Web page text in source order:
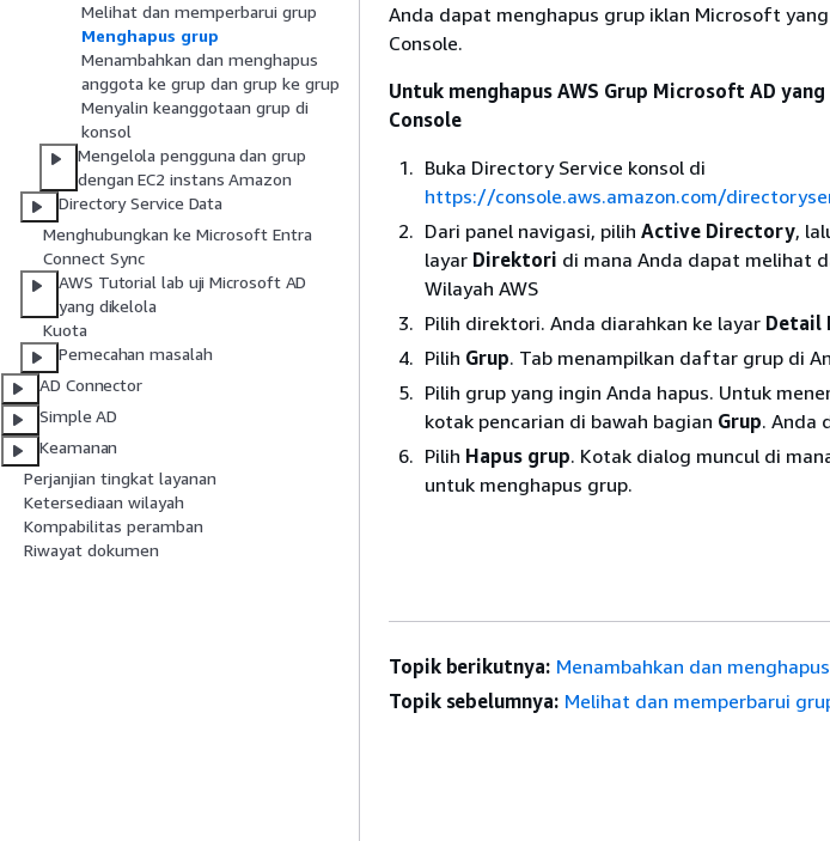
Melihat dan memperbarui grup
Menghapus grup
Menambahkan dan menghapus
anggota ke grup dan grup ke grup
Menyalin keanggotaan grup di
konsol
Mengelola pengguna dan grup
dengan EC2 instans Amazon
Directory Service Data
Menghubungkan ke Microsoft Entra
Connect Sync
AWS Tutorial lab uji Microsoft AD
yang dikelola
Kuota
Pemecahan masalah
AD Connector
Simple AD
Keamanan
Perjanjian tingkat layanan
Ketersediaan wilayah
Kompabilitas peramban
Riwayat dokumen
Anda dapat menghapus grup iklan Microsoft
Console.
Untuk menghapus AWS Grup Microsoft AD
Console
Buka Directory Service konsol di
https://console.aws.amazon.com/
Dari panel navigasi, pilih Active Directory,
layar Direktori di mana Anda dapat melihat
Wilayah AWS
Pilih direktori. Anda diarahkan ke layar Detail
Pilih Grup. Tab menampilkan daftar grup di
Pilih grup yang ingin Anda hapus. Untuk
kotak pencarian di bawah bagian Grup. Anda
Pilih Hapus grup. Kotak dialog muncul di
untuk menghapus grup.
Topik berikutnya: Menambahkan dan
Topik sebelumnya: Melihat dan memperbarui